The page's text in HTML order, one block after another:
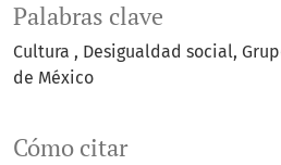
Palabras clave
Cultura Desigualdad social
de México
Cómo citar